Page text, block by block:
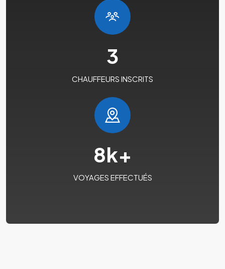
3
CHAUFFEURS INSCRITS
8k+
VOYAGES EFFECTUÉS